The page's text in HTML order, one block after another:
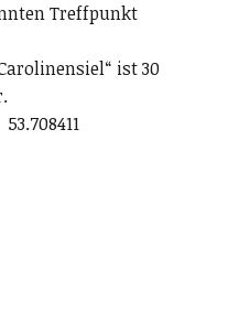
Treffpunkt
ist 30